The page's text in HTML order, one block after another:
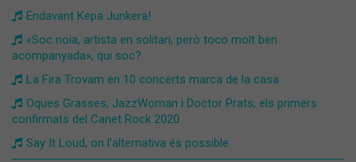
Endavant Kepa Junkera!
«Soc noia, artista en solitari, però toco molt ben
acompanyada», qui soc?
La Fira Trovam en 10 concerts marca de la casa
Oques Grasses, JazzWoman i Doctor Prats, els primers
confirmats del Canet Rock 2020
Say It Loud, on l'alternativa és possible